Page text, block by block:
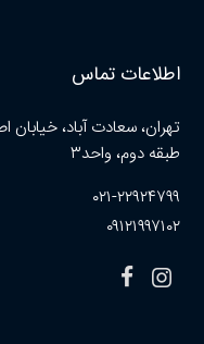
اطلاعات تماس
طبقه دوم، واحد۳
۰۲۱-۲۲۹۲۴۷۹۹
۰۹۱۲۱۹۹۷۱۰۲